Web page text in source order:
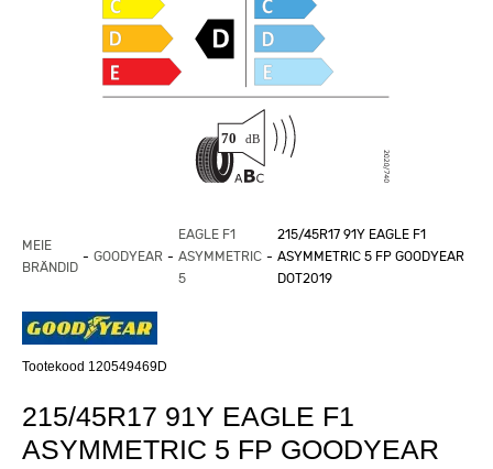
MEIE
BRÄNDID
GOODYEAR
EAGLE F1
ASYMMETRIC
5
215/45R17 91Y EAGLE F1
ASYMMETRIC 5 FP GOODYEAR
DOT2019
Tootekood 120549469D
215/45R17 91Y EAGLE F1
ASYMMETRIC 5 FP GOODYEAR